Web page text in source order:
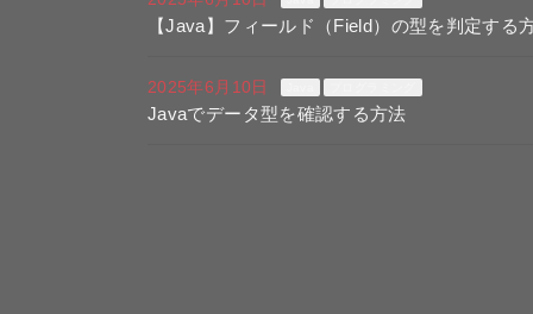
【Java】フィールド（Field）の型を判定する
2025年6月10日
Javaでデータ型を確認する方法